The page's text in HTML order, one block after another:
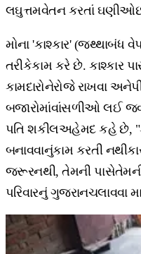
લઘુત્તમવેતન કરતાં
મોના 'કાશ્કાર' (જથ્થાબંધ
તરીકેકામ કરે છે. કાશ્કાર
કામદારોનેરોજે રાખવા
બજારોમાંવાંસળીઓ લઈ
પતિ શકીલઅહેમદ કહે છે,
બનાવવાનુંકામ કરતી
જરૂરનથી, તેમની
પરિવારનું ગુજરાનચલાવવા